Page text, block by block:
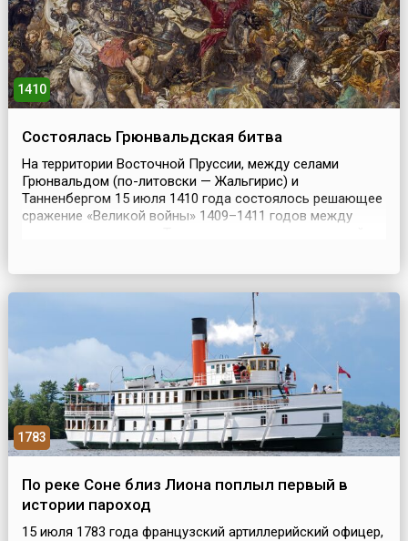
1410
Состоялась Грюнвальдская битва
На территории Восточной Пруссии, между селами
Грюнвальдом (по-литовски — Жальгирис) и
Танненбергом 15 июля 1410 года состоялось решающее
сражение «Великой войны» 1409–1411 годов между
1783
По реке Соне близ Лиона поплыл первый в
истории пароход
15 июля 1783 года французский артиллерийский офицер,